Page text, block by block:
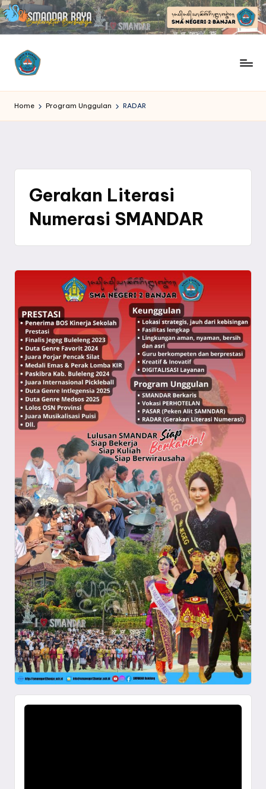
Skip
content
S
M
a
y
a
Home Program Unggulan RADAR
Gerakan Literasi
Numerasi SMANDAR